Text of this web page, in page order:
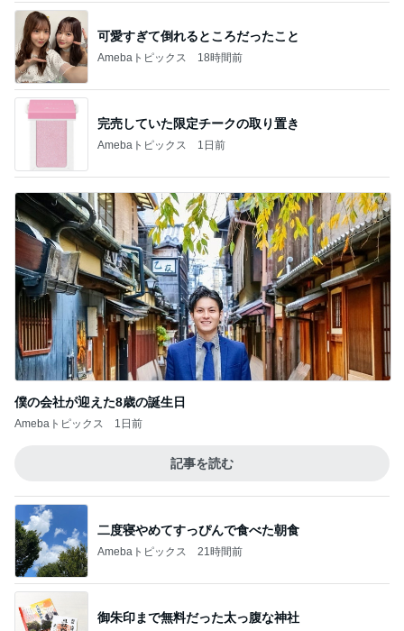
可愛すぎて倒れるところだったこと
Amebaトピックス 18時間前
完売していた限定チークの取り置き
Amebaトピックス 1日前
僕の会社が迎えた8歳の誕生日
Amebaトピックス 1日前
記事を読む
二度寝やめてすっぴんで食べた朝食
Amebaトピックス 21時間前
御朱印まで無料だった太っ腹な神社